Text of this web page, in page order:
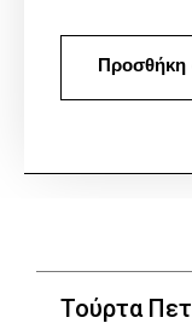
Προσθήκη
Τούρτα